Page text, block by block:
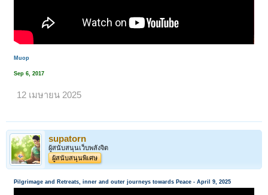
Muop
Sep 6, 2017
12 เมษายน 2025
supatorn
ผู้สนับสนุนเว็บพลังจิต
ผู้สนับสนุนพิเศษ
Pilgrimage and Retreats, inner and outer journeys towards Peace - April 9, 2025